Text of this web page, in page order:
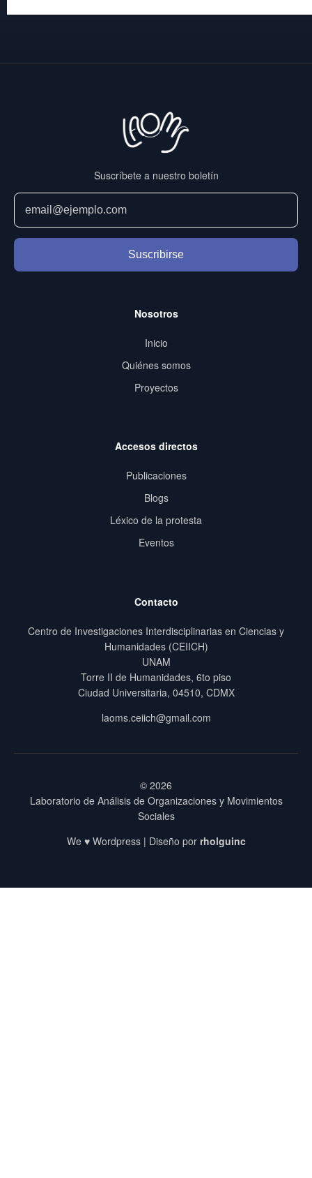
Suscríbete a nuestro boletín
Suscribirse
Nosotros
Inicio
Quiénes somos
Proyectos
Accesos directos
Publicaciones
Blogs
Léxico de la protesta
Eventos
Contacto
Centro de Investigaciones Interdisciplinarias en Ciencias y
Humanidades (CEIICH)
UNAM
Torre II de Humanidades, 6to piso
Ciudad Universitaria, 04510, CDMX
laoms.ceiich@gmail.com
© 2026
Laboratorio de Análisis de Organizaciones y Movimientos
Sociales
We ♥ Wordpress | Diseño por rholguinc